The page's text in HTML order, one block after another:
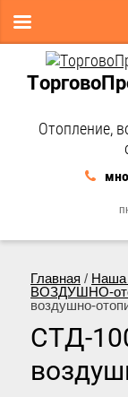
Отопление,
Главная / Наша
ВОЗДУШНО-
воздушно-
СТД-